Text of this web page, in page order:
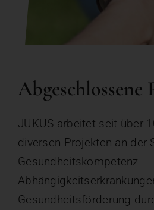
Abgeschlossene
JUKUS arbeitet seit über
diversen Projekten an der
Gesundheitskompetenz-
Gesundheitsförderung